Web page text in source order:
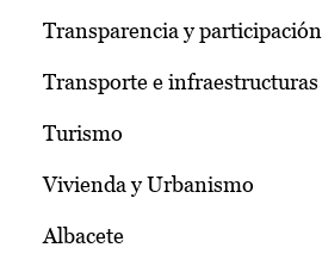
Transparencia y participación
Transporte e infraestructuras
Turismo
Vivienda y Urbanismo
Albacete